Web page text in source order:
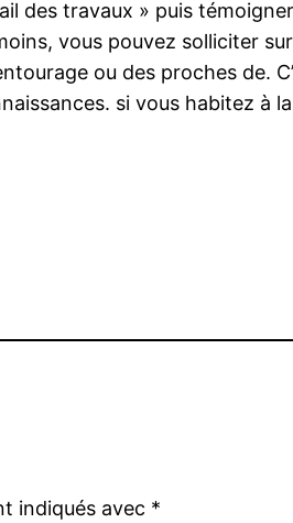
des travaux » puis
vous pouvez solliciter
ou des proches de.
si vous habitez à
indiqués avec *